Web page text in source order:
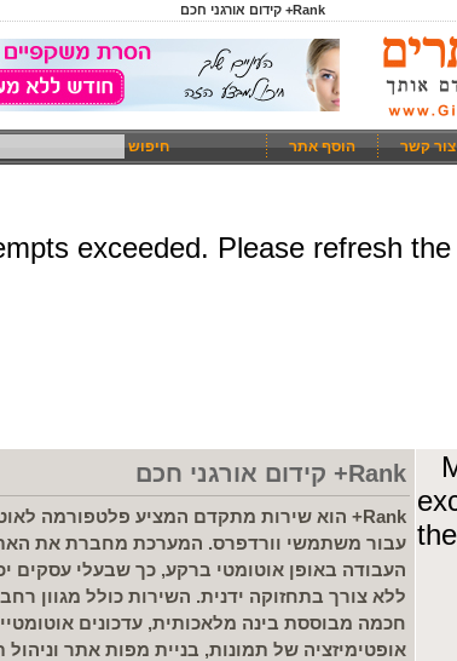
Rank+ קידום אורגני חכם
צור קשר הוסף אתר חיפוש
Rank+ קידום אורגני חכם
עבור משתמשי וורדפרס. המערכת מחברת את
העבודה באופן אוטומטי ברקע, כך שבעלי עסקים
ללא צורך בתחזוקה ידנית. השירות כולל מגוון
חכמה מבוססת בינה מלאכותית, עדכונים
אופטימיזציה של תמונות, בניית מפות אתר